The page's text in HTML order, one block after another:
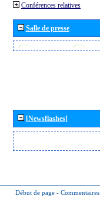
Conférences relatives
Salle de presse
[Newsflashes]
Début de page - Commentaires